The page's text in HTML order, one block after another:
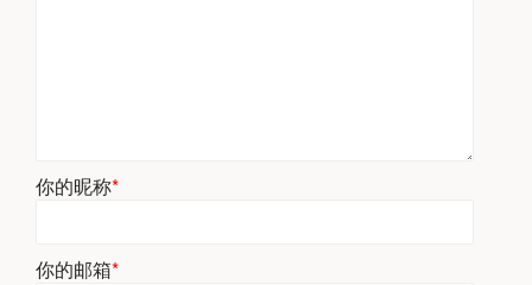
你的昵称*
你的邮箱*